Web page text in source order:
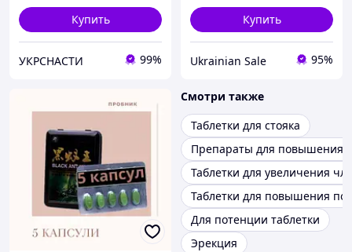
Купить
УКРСНАСТИ 99%
Купить
Ukrainian Sale 95%
Смотри также
Таблетки для стояка
Препараты для повышения
Таблетки для увеличения
Таблетки для повышения
Для потенции таблетки
Эрекция